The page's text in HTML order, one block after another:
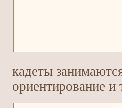
кадеты
ориентирование и